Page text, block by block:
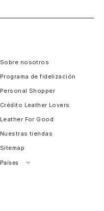
Sobre nosotros
Programa de fidelización
Personal Shopper
Crédito Leather Lovers
Leather For Good
Nuestras tiendas
Sitemap
Países